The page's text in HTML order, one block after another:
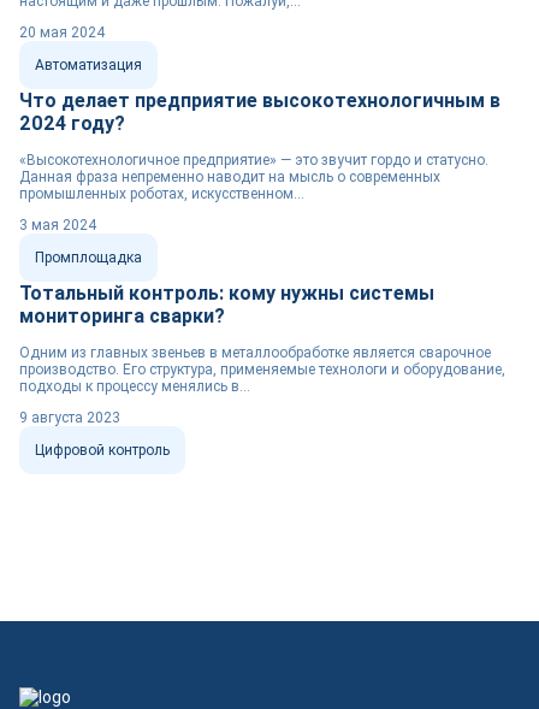
Автоматизация
20 мая 2024
Что делает предприятие высокотехнологичным в
2024 году?
«Высокотехнологичное предприятие» — это звучит гордо и статусно.
Данная фраза непременно наводит на мысль о современных
промышленных роботах, искусственном...
Промплощадка
3 мая 2024
Тотальный контроль: кому нужны системы
мониторинга сварки?
Одним из главных звеньев в металлообработке является сварочное
производство. Его структура, применяемые технологи и оборудование,
подходы к процессу менялись в...
Цифровой контроль
9 августа 2023